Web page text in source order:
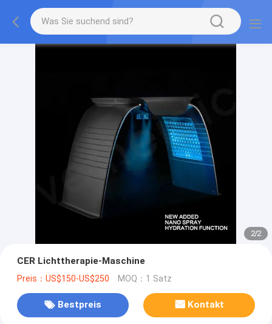
2/2
CER Lichttherapie-Maschine
Preis：US$150-US$250 MOQ：1 Satz
Bestpreis Kontakt